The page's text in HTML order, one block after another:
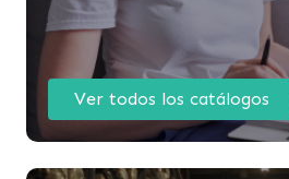
Ver todos los catálogos